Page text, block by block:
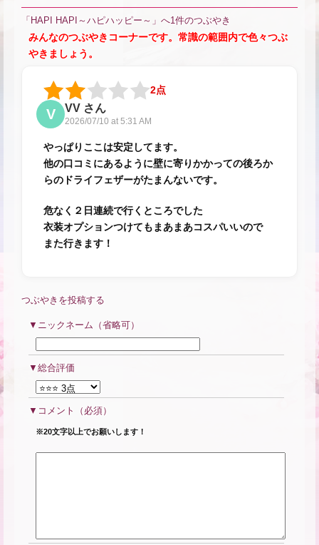
「HAPI HAPI～ハピハッピー～」へ1件のつぶやき
みんなのつぶやきコーナーです。常識の範囲内で色々つぶ
やきましょう。
2点
V VV さん
2026/07/10 at 5:31 AM
やっぱりここは安定してます。
他の口コミにあるように壁に寄りかかっての後ろか
らのドライフェザーがたまんないです。
危なく２日連続で行くところでした
衣装オプションつけてもまあまあコスパいいので
また行きます！
つぶやきを投稿する
ニックネーム（省略可）
総合評価
コメント （必須）
※20文字以上でお願いします！